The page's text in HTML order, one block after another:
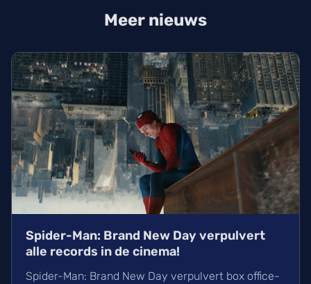
Meer nieuws
Spider-Man: Brand New Day verpulvert
alle records in de cinema!
Spider-Man: Brand New Day verpulvert box office-